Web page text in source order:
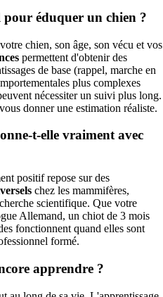
pour éduquer un chien ?
chien, son âge, son vécu et vos
permettent d'obtenir des
de base (rappel, marche en
plus complexes
nécessiter un suivi plus long.
donner une estimation réaliste.
t-elle vraiment avec
positif repose sur des
chez les mammifères,
scientifique. Que votre
Allemand, un chiot de 3 mois
fonctionnent quand elles sont
formé.
apprendre ?